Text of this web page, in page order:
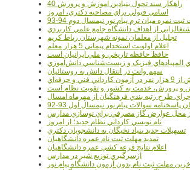
40 راهکار سند تحول بنيادين آموزش و پرورش
اسامي قبولي براي مصاحبه دکتري، امروز
نمره میان ترم پیام نور نیمسال دوم 94-93
اشتغالزايي از اهداف دانشگاه جامع علمي کاربردي
تجليل از معلمان نمونه شهرستان رباط کريم
اعلام اولويت استخدام پيماني 5 هزار معلم
حافظ حافظه تاريخي و ملي ايرانيان است
المپيادهاي فيزيک و زيست‌شناسي دانش‌آموزي
سهم وانت در انتقال دانش به روستائيان
فني و حرفه‌اي
و پرورش، خدمت به کشور و تقويت نظام است
اجراي طرح رتبه بندي فرهنگيان از مهرماه امسال
پاسخنامه سوالات پیام نور نیمسال اول 93-92
نام نويسي کارداني نظام جديد؛ از امروز
تسهيلات جديد بنياد نخبگان به دانشجويان دکتري
تمديد مهلت ثبت نام عمره دانشگاهيان
اعلام نتايج قرعه کشي عمره دانشگاهيان
ازسرگيري توزيع شير در مدارس
مهلت ثبت نام بدون آزمون دانشگاه پیام نور